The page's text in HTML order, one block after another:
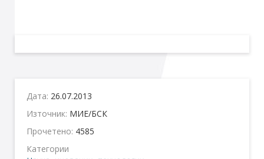
Дата: 26.07.2013
Източник: МИЕ/БСК
Прочетено: 4585
Категории